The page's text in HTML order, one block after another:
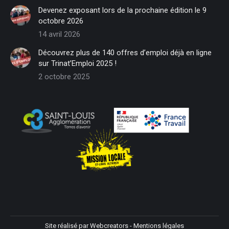
in
new
window
new
window
in
new
window
in
new
window
in
new
window
in
Devenez exposant lors de la prochaine édition le 9
octobre 2026
14 avril 2026
Découvrez plus de 140 offres d’emploi déjà en ligne
sur Trinat’Emploi 2025 !
2 octobre 2025
Site réalisé parWebcreators - Mentions légales